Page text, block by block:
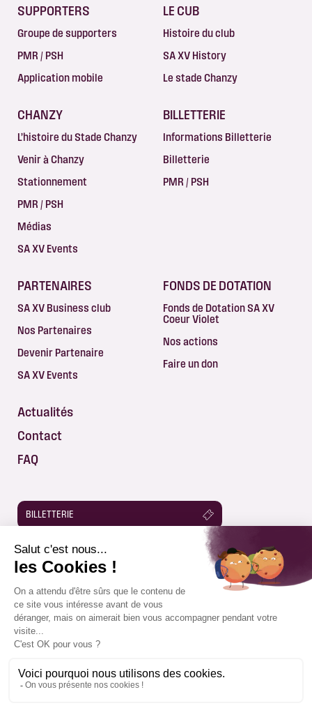
SUPPORTERS
Groupe de supporters
PMR / PSH
Application mobile
LE CUB
Histoire du club
SA XV History
Le stade Chanzy
CHANZY
L’histoire du Stade Chanzy
Venir à Chanzy
Stationnement
PMR / PSH
Médias
SA XV Events
BILLETTERIE
Informations Billetterie
Billetterie
PMR / PSH
PARTENAIRES
SA XV Business club
Nos Partenaires
Devenir Partenaire
SA XV Events
FONDS DE DOTATION
Fonds de Dotation SA XV
Coeur Violet
Nos actions
Faire un don
Actualités
Contact
FAQ
BILLETTERIE
APPLICATION SA XV